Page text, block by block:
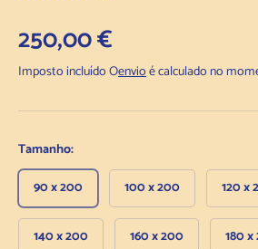
Preço normal
250,00 €
Imposto incluído Oenvioé calculado no
Tamanho:
90 x 200
100 x 200 120 x
140 x 200 160 x 200 180